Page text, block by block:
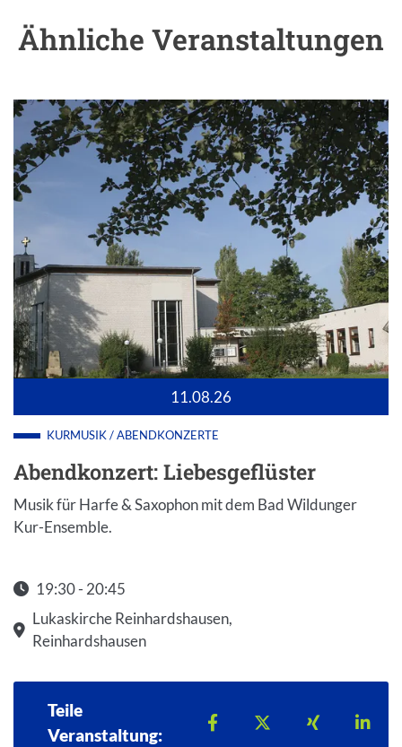
Ähnliche Veranstaltungen
11.08.26
KURMUSIK / ABENDKONZERTE
Abendkonzert: Liebesgeflüster
Musik für Harfe & Saxophon mit dem Bad Wildunger
Kur-Ensemble.
19:30 - 20:45
Startzeit: 19:30
Lukaskirche Reinhardshausen,
Reinhardshausen
Teile
Veranstaltung:
Teilen auf Facebook
Teilen auf X
Teilen auf